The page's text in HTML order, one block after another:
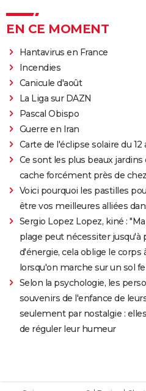
EN CE MOMENT
Hantavirus en France
Incendies
Canicule d'août
La Liga sur DAZN
Pascal Obispo
Guerre en Iran
Carte de l'éclipse solaire du 12
Ce sont les plus beaux
cache forcément près de
Voici pourquoi les pastilles
être vos meilleures alliées
Sergio Lopez Lopez, kiné :
plage peut nécessiter jusqu'à
d'énergie, cela oblige le corps
lorsqu'on marche sur un sol
Selon la psychologie, les
souvenirs de l'enfance de
seulement par nostalgie :
de réguler leur humeur